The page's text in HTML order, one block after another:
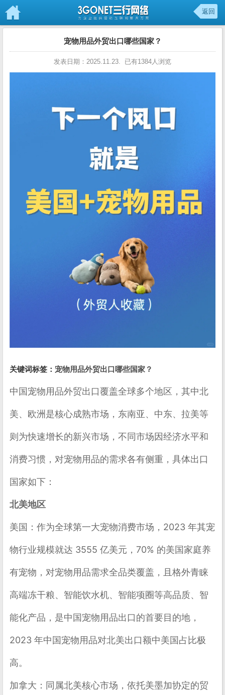
返回
宠物用品外贸出口哪些国家？
发表日期：2025.11.23. 已有1384人浏览
关键词标签： 宠物用品外贸出口哪些国家？
中国宠物用品外贸出口覆盖全球多个地区，其中北
美、欧洲是核心成熟市场，东南亚、中东、拉美等
则为快速增长的新兴市场，不同市场因经济水平和
消费习惯，对宠物用品的需求各有侧重，具体出口
国家如下：
北美地区
美国 ：作为全球第一大宠物消费市场，2023 年其宠
物行业规模就达 3555 亿美元，70% 的美国家庭养
有宠物，对宠物用品需求全品类覆盖，且格外青睐
高端冻干粮、智能饮水机、智能项圈等高品质、智
能化产品，是中国宠物用品出口的首要目的地，
2023 年中国宠物用品对北美出口额中美国占比极
高。
加拿大 ：同属北美核心市场，依托美墨加协定的贸